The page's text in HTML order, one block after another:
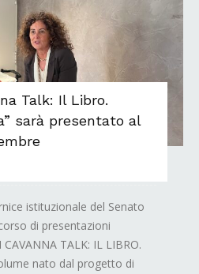
Talk: Il Libro.
sarà presentato al
istituzionale del Senato
di presentazioni
TALK: IL LIBRO.
nato dal progetto di